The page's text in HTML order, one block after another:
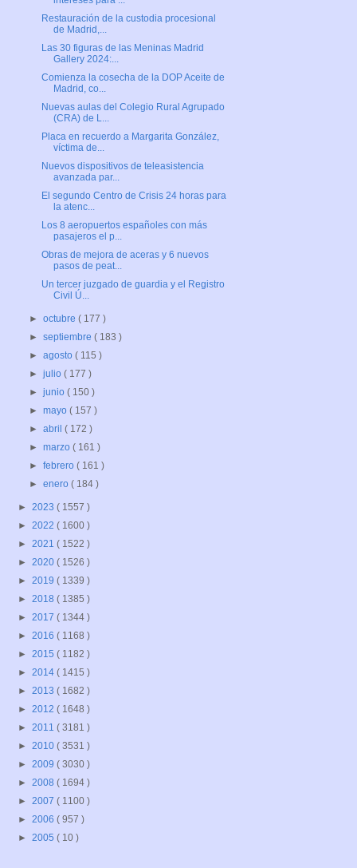
Restauración de la custodia procesional
de Madrid,...
Las 30 figuras de las Meninas Madrid
Gallery 2024:...
Comienza la cosecha de la DOP Aceite de
Madrid, co...
Nuevas aulas del Colegio Rural Agrupado
(CRA) de L...
Placa en recuerdo a Margarita González,
víctima de...
Nuevos dispositivos de teleasistencia
avanzada par...
El segundo Centro de Crisis 24 horas para
la atenc...
Los 8 aeropuertos españoles con más
pasajeros el p...
Obras de mejora de aceras y 6 nuevos
pasos de peat...
Un tercer juzgado de guardia y el Registro
Civil Ú...
►octubre( 177 )
►septiembre( 183 )
►agosto( 115 )
►julio( 177 )
►junio( 150 )
►mayo( 157 )
►abril( 172 )
►marzo( 161 )
►febrero( 161 )
►enero( 184 )
► 2023 ( 1557 )
► 2022 ( 1600 )
► 2021 ( 1522 )
► 2020 ( 1526 )
► 2019 ( 1339 )
► 2018 ( 1385 )
► 2017 ( 1344 )
► 2016 ( 1168 )
► 2015 ( 1182 )
► 2014 ( 1415 )
► 2013 ( 1682 )
► 2012 ( 1648 )
► 2011 ( 3181 )
► 2010 ( 3531 )
► 2009 ( 3030 )
► 2008 ( 1694 )
► 2007 ( 1100 )
► 2006 ( 957 )
► 2005 ( 10 )